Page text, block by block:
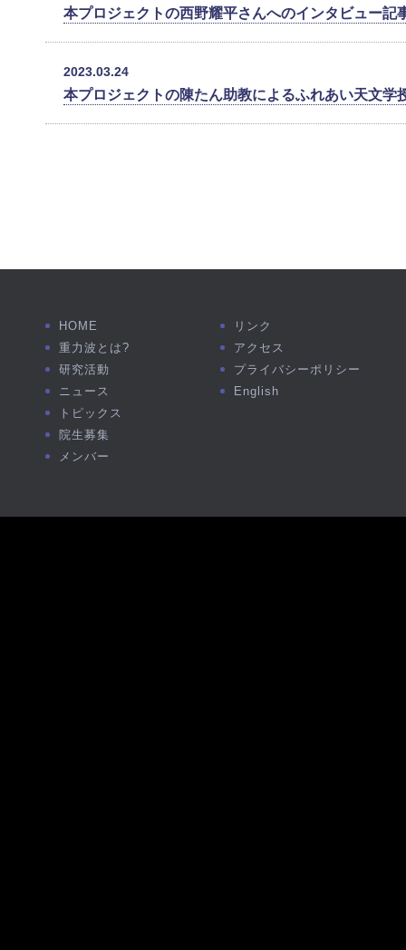
本プロジェクトの西野耀平さんへのインタビュー記
2023.03.24
本プロジェクトの陳たん助教によるふれあい天文学
HOME
重力波とは?
研究活動
ニュース
トピックス
院生募集
メンバー
リンク
アクセス
プライバシーポリシー
English